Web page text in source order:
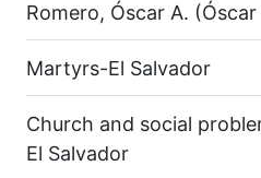
Romero, Óscar A.
Martyrs-El Salvador
Church and social
El Salvador